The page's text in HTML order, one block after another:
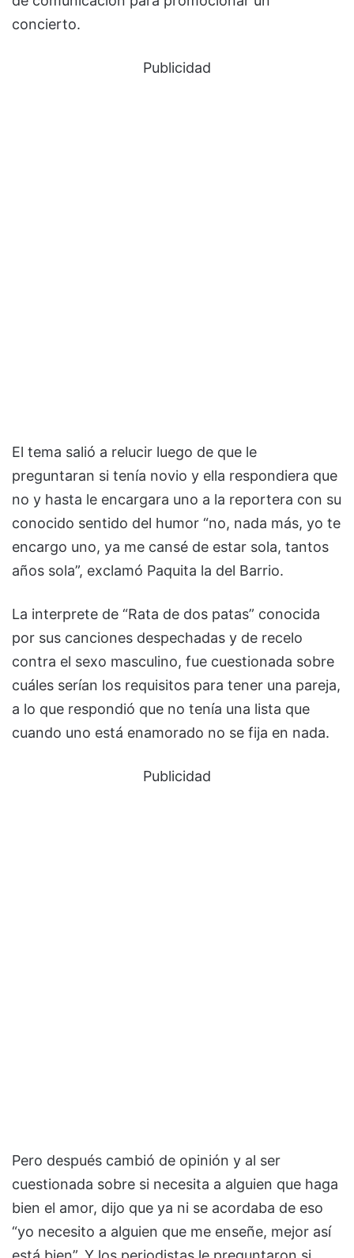
concierto.
Publicidad
El tema salió a relucir luego de que le
preguntaran si tenía novio y ella respondiera que
no y hasta le encargara uno a la reportera con su
conocido sentido del humor “no, nada más, yo te
encargo uno, ya me cansé de estar sola, tantos
años sola”, exclamó Paquita la del Barrio.
La interprete de “Rata de dos patas” conocida
por sus canciones despechadas y de recelo
contra el sexo masculino, fue cuestionada sobre
cuáles serían los requisitos para tener una pareja,
a lo que respondió que no tenía una lista que
cuando uno está enamorado no se fija en nada.
Publicidad
Pero después cambió de opinión y al ser
cuestionada sobre si necesita a alguien que haga
bien el amor, dijo que ya ni se acordaba de eso
“yo necesito a alguien que me enseñe, mejor así